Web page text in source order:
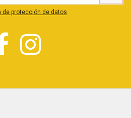
de protección de datos